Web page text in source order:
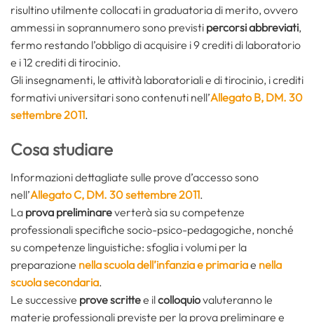
risultino utilmente collocati in graduatoria di merito, ovvero
ammessi in soprannumero sono previsti percorsi abbreviati,
fermo restando l’obbligo di acquisire i 9 crediti di laboratorio
e i 12 crediti di tirocinio.
Gli insegnamenti, le attività laboratoriali e di tirocinio, i crediti
formativi universitari sono contenuti nell’Allegato B, DM. 30
settembre 2011.
Cosa studiare
Informazioni dettagliate sulle prove d’accesso sono
nell’Allegato C, DM. 30 settembre 2011.
La prova preliminareverterà sia su competenze
professionali specifiche socio-psico-pedagogiche, nonché
su competenze linguistiche: sfoglia i volumi per la
preparazione nella scuola dell’infanzia e primariae nella
scuola secondaria.
Le successive prove scrittee ilcolloquiovaluteranno le
materie professionali previste per la prova preliminare e